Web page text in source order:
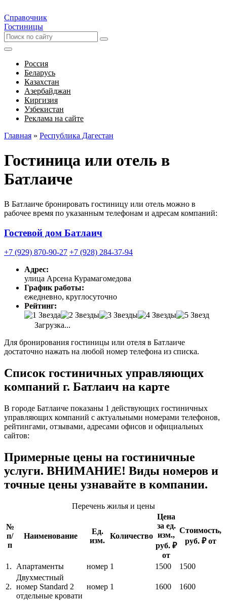
Справочник
Гостиницы
Россия
Беларусь
Казахстан
Азербайджан
Киргизия
Узбекистан
Реклама на сайте
Главная » Республика Дагестан
Гостиница или отель в
Батлаиче
В Батлаиче бронировать гостиницу или отель можно в
рабочее время по указанным телефонам и адресам компаний:
Гостевой дом Батлаич
+7 (929) 870-90-27 +7 (928) 284-37-94
Адрес:
улица Арсена Курамагомедова
График работы:
ежедневно, круглосуточно
Рейтинг:
Загрузка...
Для бронирования гостиницы или отеля в Батлаиче
достаточно нажать на любой номер телефона из списка.
Список гостиничных управляющих
компаний г. Батлаич на карте
В городе Батлаиче показаны 1 действующих гостиничных
управляющих компаний с актуальными номерами телефонов,
рейтингами, отзывами, адресами офисов и официальных
сайтов:
Примерные цены на гостиничные
услуги. ВНИМАНИЕ! Виды номеров и
точные цены узнавайте в компании.
Перечень жилья и цены
№
п/
п
Наименование
Ед.
изм.
Количество
Цена
за ед.
изм.,
руб. ₽
от
Стоимость,
руб. ₽ от
1. Апартаменты номер 1 1500 1500
2.
Двухместный
номер Standard 2
отдельные кровати
номер 1 1600 1600